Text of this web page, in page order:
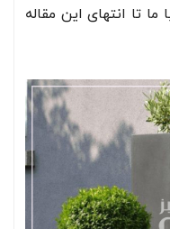
تا انتهای این مقاله